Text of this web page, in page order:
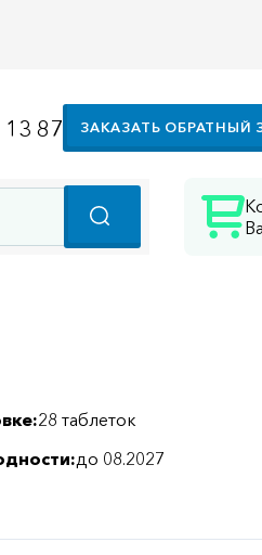
87 ЗАКАЗАТЬ ОБРАТНЫЙ
28 таблеток
до 08.2027